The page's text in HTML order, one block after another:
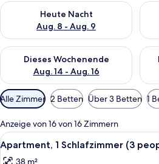
Heute Nacht
Aug. 8 - Aug. 9
Überprüfe die Verfügbarkeit für
Dieses Wochenende
Aug. 14 - Aug. 16
Überprüfe die Verfügbarkeit für
Verfügbare
Filter
für
Zimmer
Alle Zimmer 2 Betten Über 3 Betten 1
Anzeige von 16 von 16 Zimmern
Alle
Fotos
Ein
10
Apartment, 1 Schlafzimmer (3
38 m²